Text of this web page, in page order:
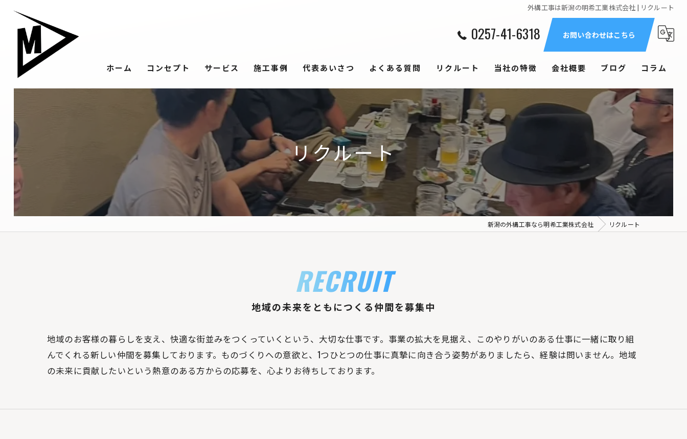
外構工事は新潟の明希工業株式会社 | リクルート
0257-41-6318 お問い合わせはこちら
ホーム コンセプト サービス 施工事例 代表あいさつ よくある質問 リクルート 当社の特徴
エクステリア
造成工事
土木
会社概要 ブログ コラム
リクルート
新潟の外構工事なら明希工業株式会社 リクルート
地域の未来をともにつくる仲間を募集中
RECRUIT
地域のお客様の暮らしを支え、快適な街並みをつくっていくという、大切な仕事です。事業の拡大を見据え、このやりがいのある仕事に一緒に取り組
んでくれる新しい仲間を募集しております。ものづくりへの意欲と、1つひとつの仕事に真摯に向き合う姿勢がありましたら、経験は問いません。地域
の未来に貢献したいという熱意のある方からの応募を、心よりお待ちしております。